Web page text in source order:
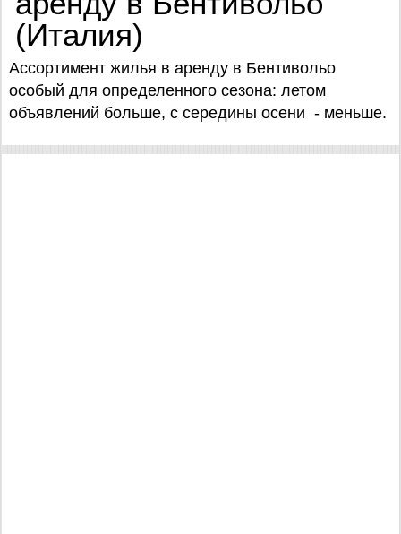
(Италия)
Ассортимент жилья в аренду в Бентивольо
особый для определенного сезона: летом
объявлений больше, с середины осени - меньше.